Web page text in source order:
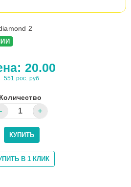
2
20.00
551 рос. руб
Количество